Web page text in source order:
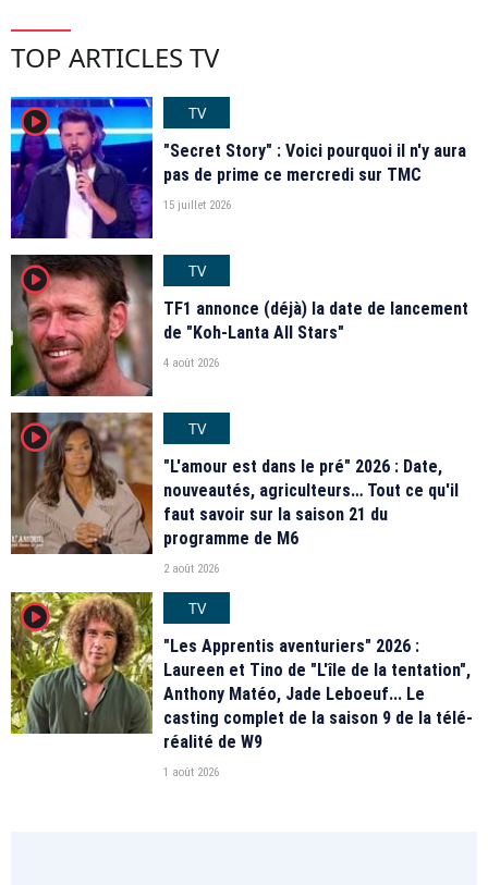
TOP ARTICLES TV
player2
TV
"Secret Story" : Voici pourquoi il n'y aura
pas de prime ce mercredi sur TMC
15 juillet 2026
player2
TV
TF1 annonce (déjà) la date de lancement
de "Koh-Lanta All Stars"
4 août 2026
player2
TV
"L'amour est dans le pré" 2026 : Date,
nouveautés, agriculteurs… Tout ce qu'il
faut savoir sur la saison 21 du
programme de M6
2 août 2026
player2
TV
"Les Apprentis aventuriers" 2026 :
Laureen et Tino de "L'île de la tentation",
Anthony Matéo, Jade Leboeuf... Le
casting complet de la saison 9 de la télé-
réalité de W9
1 août 2026